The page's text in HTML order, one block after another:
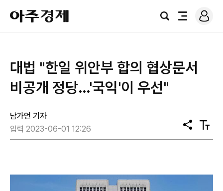
아
주
경
검
전
로
그
대법 "한일 위안부 합의 협상문서
비공개 정당…'국익'이 우선"
남가언 기자
입력 2023-06-01 12:26
공
유
텍
스